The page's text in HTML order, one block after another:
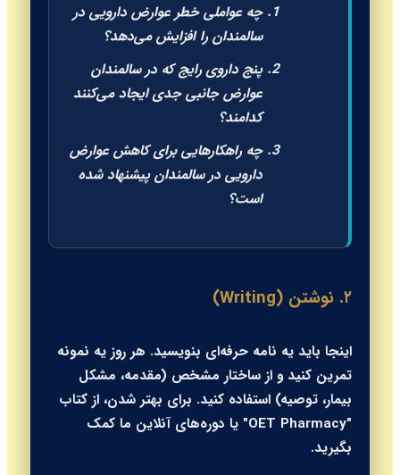
چه عواملی خطر عوارض دارویی در
سالمندان را افزایش می‌دهد؟
پنج داروی رایج که در سالمندان
عوارض جانبی جدی ایجاد می‌کنند
کدامند؟
چه راهکارهایی برای کاهش عوارض
دارویی در سالمندان پیشنهاد شده
است؟
۲. نوشتن (Writing)
اینجا باید یه نامه حرفه‌ای بنویسید. هر روز یه نمونه
تمرین کنید و از ساختار مشخص (مقدمه، مشکل
بیمار، توصیه) استفاده کنید. برای بهتر شدن، از کتاب
"OET Pharmacy" یا دوره‌های آنلاین ما کمک
بگیرید.